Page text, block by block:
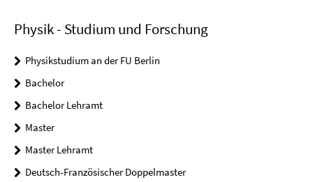
Physik - Studium und Forschung
Physikstudium an der FU Berlin
Bachelor
Bachelor Lehramt
Master
Master Lehramt
Deutsch-Französischer Doppelmaster